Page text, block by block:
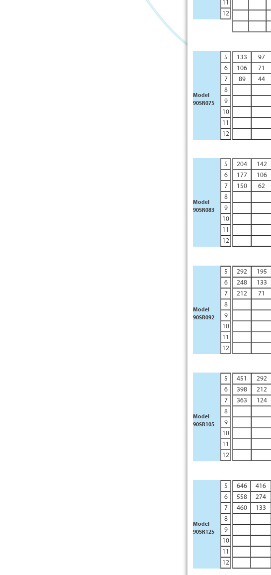
11
12
Model
90SR075
5
6
7
8
9
10
11
12
133 97
106
71
89
44
Model
90SR083
5
6
7
8
9
10
11
12
204 142
177
106
150
62
Model
90SR092
5
6
7
8
9
10
11
12
292 195
248
133
212
71
Model
90SR105
5
6
7
8
9
10
11
12
451 292
398
212
363
124
Model
90SR125
5
6
7
8
9
10
11
12
646 416
558
274
460
133